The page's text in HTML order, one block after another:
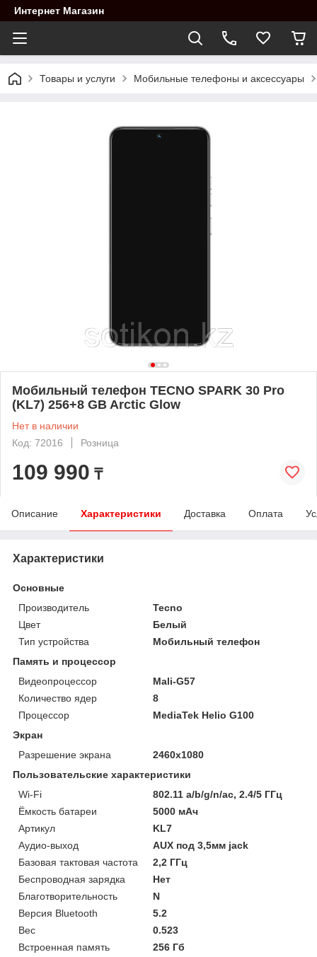
Интернет Магазин
Товары и услуги Мобильные телефоны и аксессуары
Мобильный телефон TECNO SPARK 30 Pro
(KL7) 256+8 GB Arctic Glow
Нет в наличии
Код: 72016
Розница
109 990 ₸
Описание Характеристики Доставка Оплата
Характеристики
Основные
Производитель
Tecno
Цвет
Белый
Тип устройства
Мобильный телефон
Память и процессор
Видеопроцессор
Mali-G57
Количество ядер
8
Процессор
MediaTek Helio G100
Экран
Разрешение экрана
2460x1080
Пользовательские характеристики
Wi-Fi
802.11 a/b/g/n/ac, 2.4/5 ГГц
Ёмкость батареи
5000 мАч
Артикул
KL7
Аудио-выход
AUX под 3,5мм jack
Базовая тактовая частота
2,2 ГГц
Беспроводная зарядка
Нет
Благотворительность
N
Версия Bluetooth
5.2
Вес
0.523
Встроенная память
256 Гб